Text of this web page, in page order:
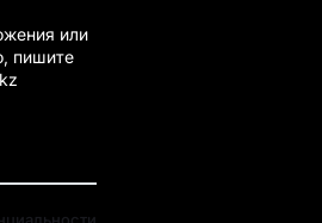
или
пишите